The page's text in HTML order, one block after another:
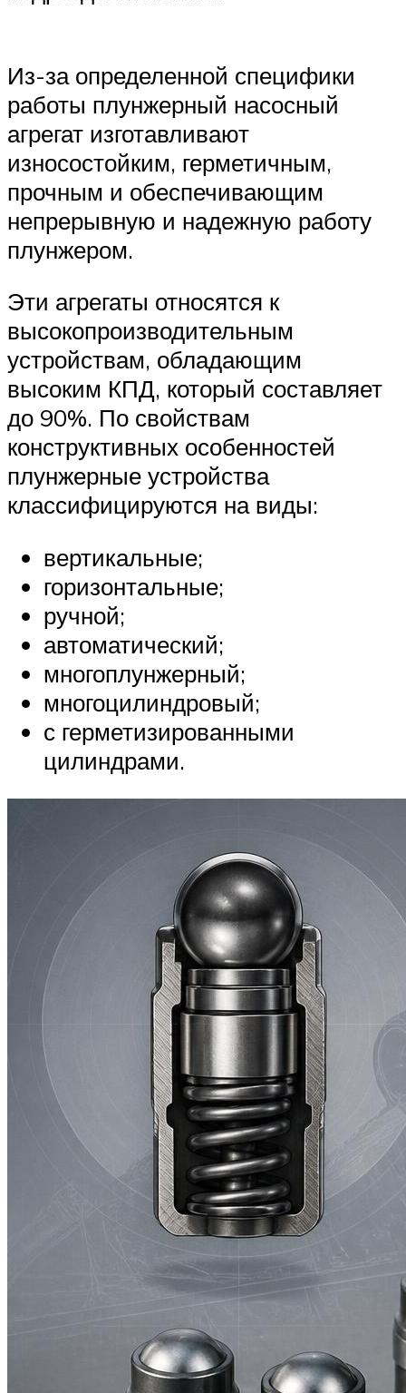
Из-за определенной специфики
работы плунжерный насосный
агрегат изготавливают
износостойким, герметичным,
прочным и обеспечивающим
непрерывную и надежную работу
плунжером.
Эти агрегаты относятся к
высокопроизводительным
устройствам, обладающим
высоким КПД, который составляет
до 90%. По свойствам
конструктивных особенностей
плунжерные устройства
классифицируются на виды:
вертикальные;
горизонтальные;
ручной;
автоматический;
многоплунжерный;
многоцилиндровый;
с герметизированными
цилиндрами.